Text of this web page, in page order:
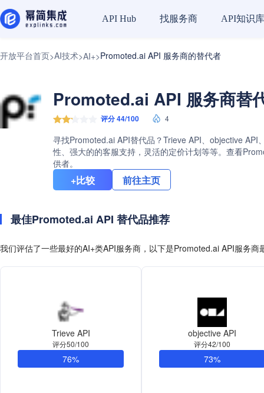
API Hub 找服务商 API知识库
开放平台首页>AI技术>AI+>Promoted.ai API 服务商的替代者
Promoted.ai API 服务商替
评分 44/100 4
寻找Promoted.ai API替代品？Trieve API、objective
性、强大的的客服支持，灵活的定价计划等等。查看
供者。
+比较 前往主页
最佳Promoted.ai API 替代品推荐
我们评估了一些最好的AI+类API服务商，以下是Promoted.ai API服务商
Trieve API
评分50/100
76%
objective API
评分42/100
73%